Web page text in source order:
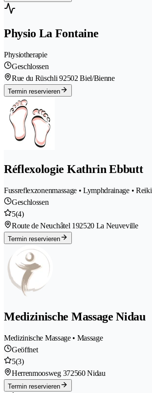
Physio La Fontaine
Physiotherapie
Geschlossen
Rue du Rüschli 92502 Biel/Bienne
Termin reservieren
Réflexologie Kathrin Ebbutt
Fussreflexzonenmassage • Lymphdrainage • Reiki
Geschlossen
5(4)
Route de Neuchâtel 192520 La Neuveville
Termin reservieren
Medizinische Massage Nidau
Medizinische Massage • Massage
Geöffnet
5(3)
Herrenmoosweg 372560 Nidau
Termin reservieren